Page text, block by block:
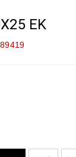
ΕΚ
89419